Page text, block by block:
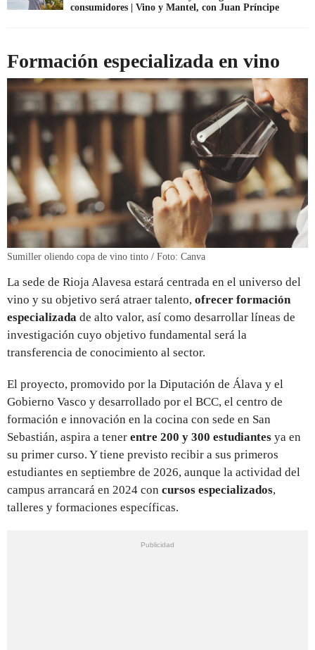
consumidores | Vino y Mantel, con Juan Príncipe
Formación especializada en vino
Sumiller oliendo copa de vino tinto / Foto: Canva
La sede de Rioja Alavesa estará centrada en el universo del
vino y su objetivo será atraer talento, ofrecer formación
especializada de alto valor, así como desarrollar líneas de
investigación cuyo objetivo fundamental será la
transferencia de conocimiento al sector.
El proyecto, promovido por la Diputación de Álava y el
Gobierno Vasco y desarrollado por el BCC, el centro de
formación e innovación en la cocina con sede en San
Sebastián, aspira a tener entre 200 y 300 estudiantes ya en
su primer curso. Y tiene previsto recibir a sus primeros
estudiantes en septiembre de 2026, aunque la actividad del
campus arrancará en 2024 con cursos especializados,
talleres y formaciones específicas.